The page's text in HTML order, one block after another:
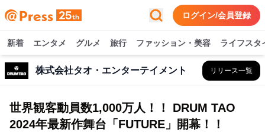
ログイン/会員登録
新着 エンタメ グルメ 旅行 ファッション・美容 ライフスタ
株式会社タオ・エンターテイメント リリース一覧
世界観客動員数1,000万人！！ DRUM TAO
2024年最新作舞台「FUTURE」開幕！！